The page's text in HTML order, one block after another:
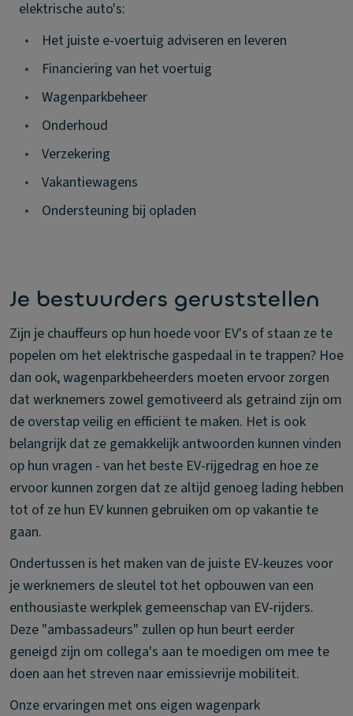
elektrische auto's:
•
Het juiste e-voertuig adviseren en leveren
•
Financiering van het voertuig
•
Wagenparkbeheer
•
Onderhoud
•
Verzekering
•
Vakantiewagens
•
Ondersteuning bij opladen
Je bestuurders geruststellen
Zijn je chauffeurs op hun hoede voor EV's of staan ze te
popelen om het elektrische gaspedaal in te trappen? Hoe
dan ook, wagenparkbeheerders moeten ervoor zorgen
dat werknemers zowel gemotiveerd als getraind zijn om
de overstap veilig en efficiënt te maken. Het is ook
belangrijk dat ze gemakkelijk antwoorden kunnen vinden
op hun vragen - van het beste EV-rijgedrag en hoe ze
ervoor kunnen zorgen dat ze altijd genoeg lading hebben
tot of ze hun EV kunnen gebruiken om op vakantie te
gaan.
Ondertussen is het maken van de juiste EV-keuzes voor
je werknemers de sleutel tot het opbouwen van een
enthousiaste werkplek gemeenschap van EV-rijders.
Deze "ambassadeurs" zullen op hun beurt eerder
geneigd zijn om collega's aan te moedigen om mee te
doen aan het streven naar emissievrije mobiliteit.
Onze ervaringen met ons eigen wagenpark